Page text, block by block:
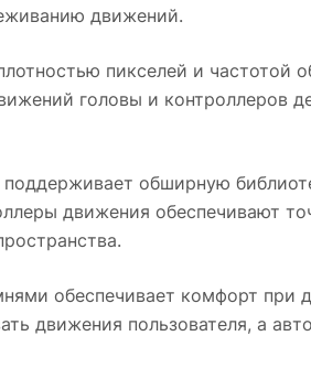
движений.
пикселей и частотой
головы и контроллеров
поддерживает обширную
движения обеспечивают
обеспечивает комфорт при
движения пользователя, а